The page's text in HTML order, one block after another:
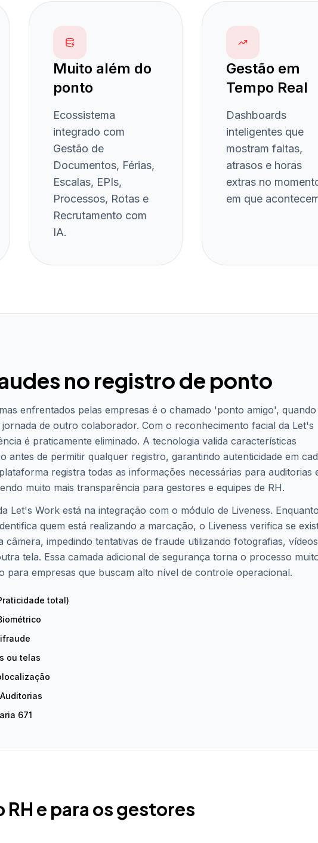
Muito além do
ponto
Ecossistema
integrado com
Gestão de
Documentos, Férias,
Escalas, EPIs,
Processos, Rotas e
Recrutamento com
IA.
Gestão em
Tempo Real
Dashboards
inteligentes que
mostram faltas,
atrasos e horas
extras no
em que
no registro de ponto
enfrentados pelas empresas é o chamado 'ponto amigo', quando
de outro colaborador. Com o reconhecimento facial da Let's
é praticamente eliminado. A tecnologia valida características
antes de permitir qualquer registro, garantindo autenticidade em
registra todas as informações necessárias para auditorias
muito mais transparência para gestores e equipes de RH.
Let's Work está na integração com o módulo de Liveness. Enquanto
quem está realizando a marcação, o Liveness verifica se
câmera, impedindo tentativas de fraude utilizando fotografias, vídeos
tela. Essa camada adicional de segurança torna o processo
para empresas que buscam alto nível de controle operacional.
total)
ou telas
671
e para os gestores